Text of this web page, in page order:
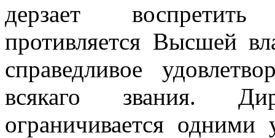
дерзает
противляется Высшей
справедливое
всякаго звания.
ограничивается